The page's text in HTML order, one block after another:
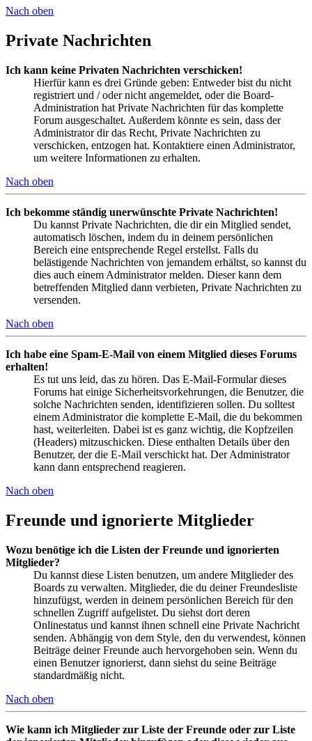
Nach oben
Private Nachrichten
Ich kann keine Privaten Nachrichten verschicken!
Hierfür kann es drei Gründe geben: Entweder bist du nicht
registriert und / oder nicht angemeldet, oder die Board-
Administration hat Private Nachrichten für das komplette
Forum ausgeschaltet. Außerdem könnte es sein, dass der
Administrator dir das Recht, Private Nachrichten zu
verschicken, entzogen hat. Kontaktiere einen Administrator,
um weitere Informationen zu erhalten.
Nach oben
Ich bekomme ständig unerwünschte Private Nachrichten!
Du kannst Private Nachrichten, die dir ein Mitglied sendet,
automatisch löschen, indem du in deinem persönlichen
Bereich eine entsprechende Regel erstellst. Falls du
belästigende Nachrichten von jemandem erhältst, so kannst du
dies auch einem Administrator melden. Dieser kann dem
betreffenden Mitglied dann verbieten, Private Nachrichten zu
versenden.
Nach oben
Ich habe eine Spam-E-Mail von einem Mitglied dieses Forums
erhalten!
Es tut uns leid, das zu hören. Das E-Mail-Formular dieses
Forums hat einige Sicherheitsvorkehrungen, die Benutzer, die
solche Nachrichten senden, identifizieren sollen. Du solltest
einem Administrator die komplette E-Mail, die du bekommen
hast, weiterleiten. Dabei ist es ganz wichtig, die Kopfzeilen
(Headers) mitzuschicken. Diese enthalten Details über den
Benutzer, der die E-Mail verschickt hat. Der Administrator
kann dann entsprechend reagieren.
Nach oben
Freunde und ignorierte Mitglieder
Wozu benötige ich die Listen der Freunde und ignorierten
Mitglieder?
Du kannst diese Listen benutzen, um andere Mitglieder des
Boards zu verwalten. Mitglieder, die du deiner Freundesliste
hinzufügst, werden in deinem persönlichen Bereich für den
schnellen Zugriff aufgelistet. Du siehst dort deren
Onlinestatus und kannst ihnen schnell eine Private Nachricht
senden. Abhängig von dem Style, den du verwendest, können
Beiträge deiner Freunde auch hervorgehoben sein. Wenn du
einen Benutzer ignorierst, dann siehst du seine Beiträge
standardmäßig nicht.
Nach oben
Wie kann ich Mitglieder zur Liste der Freunde oder zur Liste